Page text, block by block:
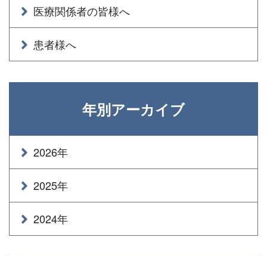
医療関係者の皆様へ
患者様へ
年別アーカイブ
2026年
2025年
2024年